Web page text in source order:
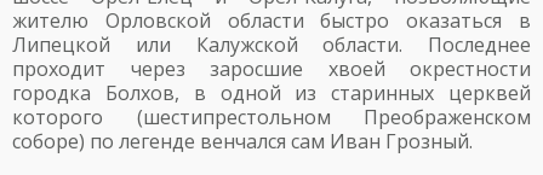
жителю Орловской области быстро оказаться в
Липецкой или Калужской области. Последнее
проходит через заросшие хвоей окрестности
городка Болхов, в одной из старинных церквей
которого (шестипрестольном Преображенском
соборе) по легенде венчался сам Иван Грозный.